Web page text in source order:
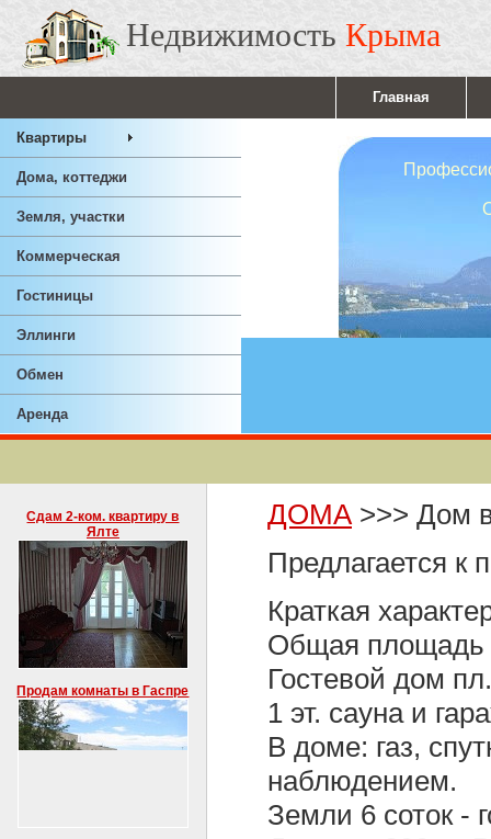
Недвижимость Крыма
Главная
Квартиры
Дома, коттеджи
Земля, участки
Коммерческая
Гостиницы
Эллинги
Обмен
Аренда
Сдам 2-ком. квартиру в
Ялте
Продам комнаты в Гаспре
ДОМА>>> Дом
Предлагается к
Краткая
Общая площадь
Гостевой дом
1 эт. сауна и
В доме: газ,
наблюдением.
Земли 6 соток -